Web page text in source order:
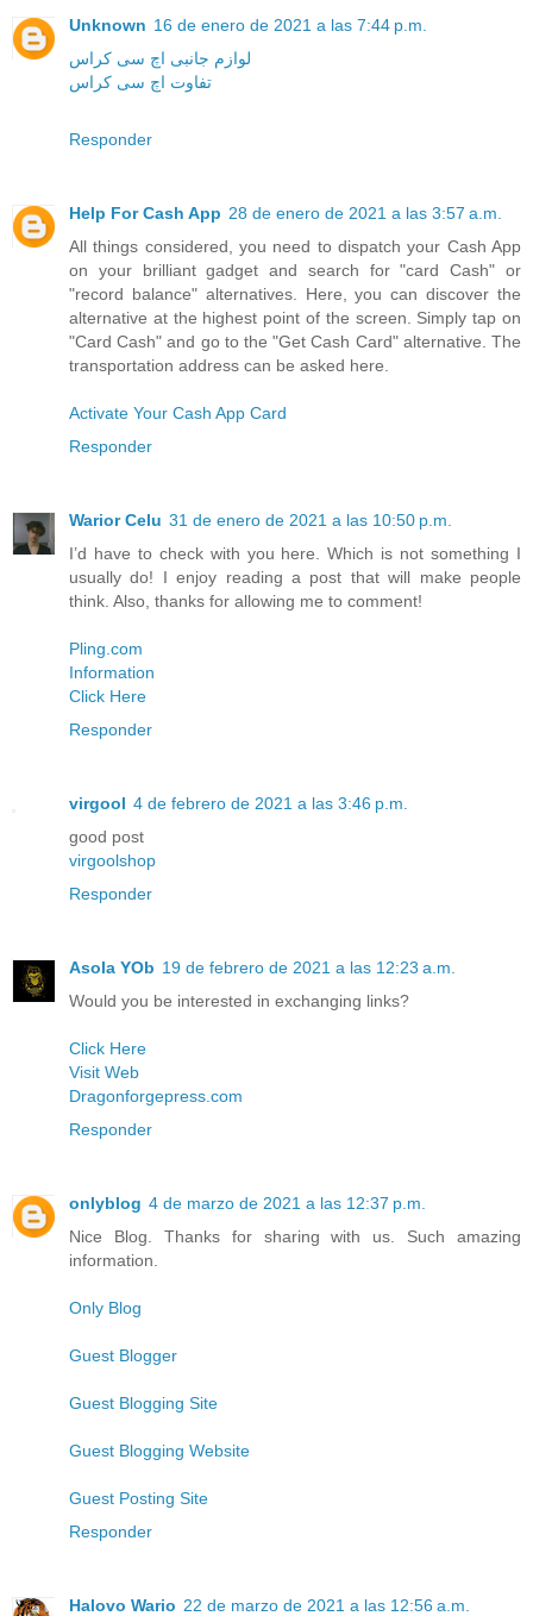
Unknown 16 de enero de 2021 a las 7:44 p.m.
لوازم جانبی اچ سی کراس
تفاوت اچ سی کراس
Responder
Help For Cash App 28 de enero de 2021 a las 3:57 a.m.
All things considered, you need to dispatch your Cash App
on your brilliant gadget and search for "card Cash" or
"record balance" alternatives. Here, you can discover the
alternative at the highest point of the screen. Simply tap on
"Card Cash" and go to the "Get Cash Card" alternative. The
transportation address can be asked here.
Activate Your Cash App Card
Responder
Warior Celu 31 de enero de 2021 a las 10:50 p.m.
I’d have to check with you here. Which is not something I
usually do! I enjoy reading a post that will make people
think. Also, thanks for allowing me to comment!
Pling.com
Information
Click Here
Responder
virgool 4 de febrero de 2021 a las 3:46 p.m.
good post
virgoolshop
Responder
Asola YOb 19 de febrero de 2021 a las 12:23 a.m.
Would you be interested in exchanging links?
Click Here
Visit Web
Dragonforgepress.com
Responder
onlyblog 4 de marzo de 2021 a las 12:37 p.m.
Nice Blog. Thanks for sharing with us. Such amazing
information.
Only Blog
Guest Blogger
Guest Blogging Site
Guest Blogging Website
Guest Posting Site
Responder
Halovo Wario 22 de marzo de 2021 a las 12:56 a.m.